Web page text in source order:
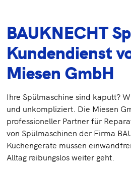
BAUKNECHT
Kundendienst
Miesen GmbH
Ihre Spülmaschine sind kaputt?
und unkompliziert. Die Miesen
professioneller Partner für
von Spülmaschinen der Firma
Küchengeräte müssen
Alltag reibungslos weiter geht.